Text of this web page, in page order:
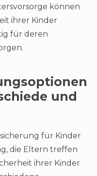
können
ihrer Kinder
für deren
und
für Kinder
die Eltern treffen
ihrer Kinder